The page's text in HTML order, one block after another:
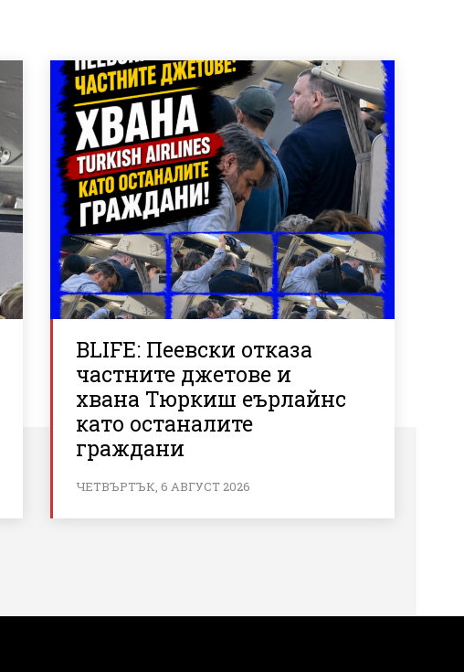
BLIFE: Пеевски отказа
частните джетове и
хвана Тюркиш еърлайнс
като останалите
граждани
ЧЕТВЪРТЪК, 6 АВГУСТ 2026